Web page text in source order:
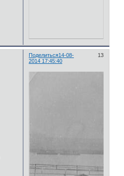
Поделиться 13
14-08-
2014 17:45:40